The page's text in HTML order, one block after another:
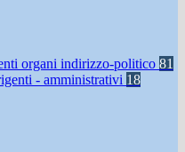
organi indirizzo-politico 81
- amministrativi 18